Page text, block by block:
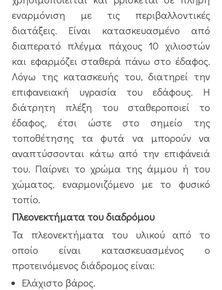
εναρμόνιση με τις περιβαλλοντικές
διατάξεις. Είναι κατασκευασμένο από
διαπερατό πλέγμα πάχους 10 χιλιοστών
και εφαρμόζει σταθερά πάνω στο έδαφος.
Λόγω της κατασκευής του, διατηρεί την
επιφανειακή υγρασία του εδάφους. Η
διάτρητη πλέξη του σταθεροποιεί το
έδαφος, έτσι ώστε στο σημείο της
τοποθέτησης τα φυτά να μπορούν να
αναπτύσσονται κάτω από την επιφάνειά
του. Παίρνει το χρώμα της άμμου ή του
χώματος, εναρμονιζόμενο με το φυσικό
τοπίο.
Πλεονεκτήματα του διαδρόμου
Τα πλεονεκτήματα του υλικού από το
οποίο είναι κατασκευασμένος ο
προτεινόμενος διάδρομος είναι:
Ελάχιστο βάρος.